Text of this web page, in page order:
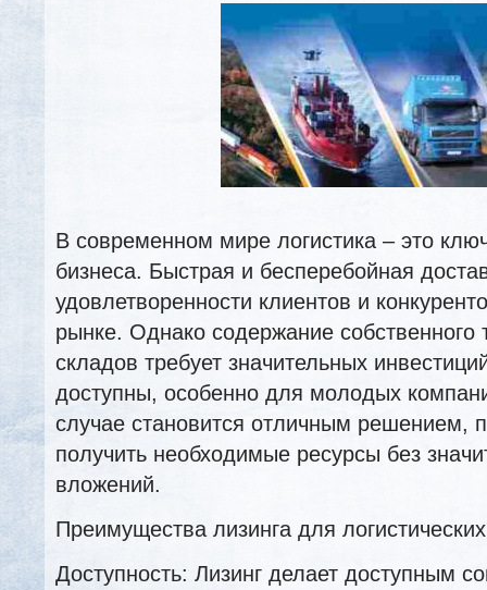
В современном мире логистика – это
бизнеса. Быстрая и бесперебойная
удовлетворенности клиентов и
рынке. Однако содержание собственного
складов требует значительных
доступны, особенно для молодых
случае становится отличным решением,
получить необходимые ресурсы без
вложений.
Преимущества лизинга для
Доступность: Лизинг делает доступным